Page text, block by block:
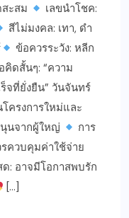
ะสม
เลขนำโชค:
สีไม่มงคล: เทา, ดำ
ข้อควรระวัง: หลีก
ดสั้นๆ: “ความ
จที่ยั่งยืน” วันจันทร์
ครงการใหม่และ
นจากผู้ใหญ่
การ
ควบคุมค่าใช้จ่าย
: อาจมีโอกาสพบรัก
[…]